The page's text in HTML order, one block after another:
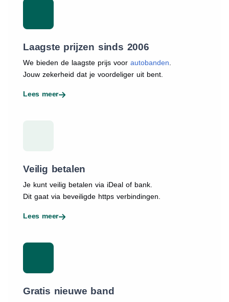
Laagste prijzen sinds 2006
We bieden de laagste prijs voor autobanden.
Jouw zekerheid dat je voordeliger uit bent.
Lees meer
Veilig betalen
Je kunt veilig betalen via iDeal of bank.
Dit gaat via beveiligde https verbindingen.
Lees meer
Gratis nieuwe band